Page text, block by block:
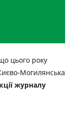
цього року
Могилянська
журналу